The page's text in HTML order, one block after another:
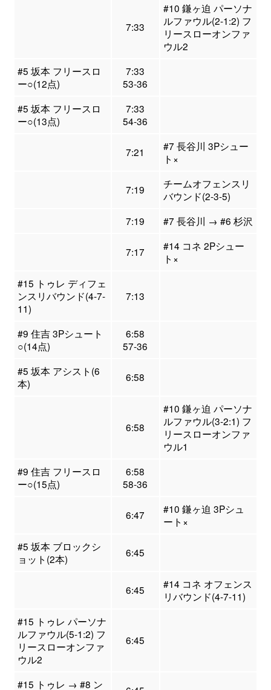
7:33
#10 鎌ヶ迫 パーソナ
ルファウル(2-1:2) フ
リースローオンファ
ウル2
#5 坂本 フリースロ
ー○(12点)
7:33
53-36
#5 坂本 フリースロ
ー○(13点)
7:33
54-36
7:21
#7 長谷川 3Pシュー
ト×
7:19
チームオフェンスリ
バウンド(2-3-5)
7:19
#7 長谷川 → #6 杉沢
7:17
#14 コネ 2Pシュー
ト×
#15 トゥレ ディフェ
ンスリバウンド(4-7-
11)
7:13
#9 住吉 3Pシュート
○(14点)
6:58
57-36
#5 坂本 アシスト(6
本)
6:58
6:58
#10 鎌ヶ迫 パーソナ
ルファウル(3-2:1) フ
リースローオンファ
ウル1
#9 住吉 フリースロ
ー○(15点)
6:58
58-36
6:47
#10 鎌ヶ迫 3Pシュ
ート×
#5 坂本 ブロックシ
ョット(2本)
6:45
6:45
#14 コネ オフェンス
リバウンド(4-7-11)
#15 トゥレ パーソナ
ルファウル(5-1:2) フ
リースローオンファ
ウル2
6:45
#15 トゥレ → #8 ン